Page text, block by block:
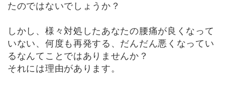
たのではないでしょうか？
しかし、様々対処したあなたの腰痛が良くなって
いない、何度も再発する、だんだん悪くなってい
るなんてことではありませんか？
それには理由があります。